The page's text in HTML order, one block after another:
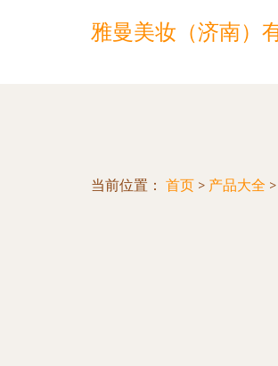
雅曼美妆（济南）
当前位置： 首页 > 产品大全 >